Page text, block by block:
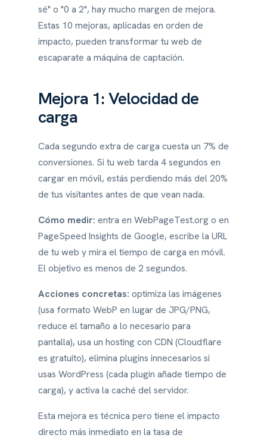
sé" o "0 a 2", hay mucho margen de mejora.
Estas 10 mejoras, aplicadas en orden de
impacto, pueden transformar tu web de
escaparate a máquina de captación.
Mejora 1: Velocidad de
carga
Cada segundo extra de carga cuesta un 7% de
conversiones. Si tu web tarda 4 segundos en
cargar en móvil, estás perdiendo más del 20%
de tus visitantes antes de que vean nada.
Cómo medir: entra en WebPageTest.org o en
PageSpeed Insights de Google, escribe la URL
de tu web y mira el tiempo de carga en móvil.
El objetivo es menos de 2 segundos.
Acciones concretas: optimiza las imágenes
(usa formato WebP en lugar de JPG/PNG,
reduce el tamaño a lo necesario para
pantalla), usa un hosting con CDN (Cloudflare
es gratuito), elimina plugins innecesarios si
usas WordPress (cada plugin añade tiempo de
carga), y activa la caché del servidor.
Esta mejora es técnica pero tiene el impacto
directo más inmediato en la tasa de